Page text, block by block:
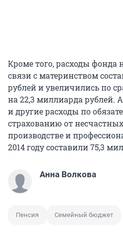
Кроме того, расходы фонда
связи с материнством
рублей и увеличились по
на 22,3 миллиарда рублей.
и другие расходы по
страхованию от
производстве и
2014 году составили 75,3
Анна Волкова
Пенсия Семейный бюджет